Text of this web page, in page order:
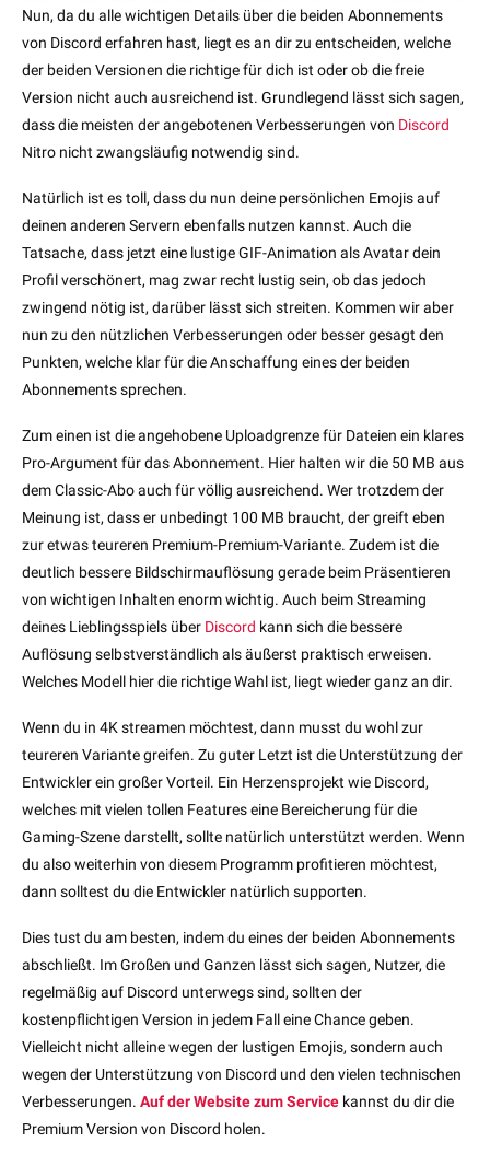
Nun, da du alle wichtigen Details über die beiden Abonnements
von Discord erfahren hast, liegt es an dir zu entscheiden, welche
der beiden Versionen die richtige für dich ist oder ob die freie
Version nicht auch ausreichend ist. Grundlegend lässt sich sagen,
dass die meisten der angebotenen Verbesserungen von Discord
Nitro nicht zwangsläufig notwendig sind.
Natürlich ist es toll, dass du nun deine persönlichen Emojis auf
deinen anderen Servern ebenfalls nutzen kannst. Auch die
Tatsache, dass jetzt eine lustige GIF-Animation als Avatar dein
Profil verschönert, mag zwar recht lustig sein, ob das jedoch
zwingend nötig ist, darüber lässt sich streiten. Kommen wir aber
nun zu den nützlichen Verbesserungen oder besser gesagt den
Punkten, welche klar für die Anschaffung eines der beiden
Abonnements sprechen.
Zum einen ist die angehobene Uploadgrenze für Dateien ein klares
Pro-Argument für das Abonnement. Hier halten wir die 50 MB aus
dem Classic-Abo auch für völlig ausreichend. Wer trotzdem der
Meinung ist, dass er unbedingt 100 MB braucht, der greift eben
zur etwas teureren Premium-Premium-Variante. Zudem ist die
deutlich bessere Bildschirmauflösung gerade beim Präsentieren
von wichtigen Inhalten enorm wichtig. Auch beim Streaming
deines Lieblingsspiels über Discord kann sich die bessere
Auflösung selbstverständlich als äußerst praktisch erweisen.
Welches Modell hier die richtige Wahl ist, liegt wieder ganz an dir.
Wenn du in 4K streamen möchtest, dann musst du wohl zur
teureren Variante greifen. Zu guter Letzt ist die Unterstützung der
Entwickler ein großer Vorteil. Ein Herzensprojekt wie Discord,
welches mit vielen tollen Features eine Bereicherung für die
Gaming-Szene darstellt, sollte natürlich unterstützt werden. Wenn
du also weiterhin von diesem Programm profitieren möchtest,
dann solltest du die Entwickler natürlich supporten.
Dies tust du am besten, indem du eines der beiden Abonnements
abschließt. Im Großen und Ganzen lässt sich sagen, Nutzer, die
regelmäßig auf Discord unterwegs sind, sollten der
kostenpflichtigen Version in jedem Fall eine Chance geben.
Vielleicht nicht alleine wegen der lustigen Emojis, sondern auch
wegen der Unterstützung von Discord und den vielen technischen
Verbesserungen. Auf der Website zum Service kannst du dir die
Premium Version von Discord holen.